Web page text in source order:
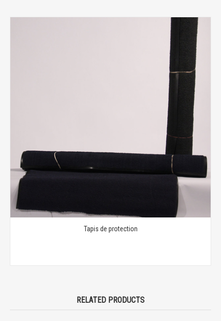
Tapis de protection
RELATED PRODUCTS